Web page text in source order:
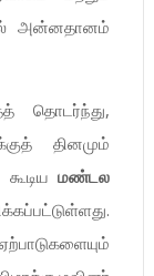
அன்னதானம்
தொடர்ந்து,
தினமும்
கூடியமண்டல